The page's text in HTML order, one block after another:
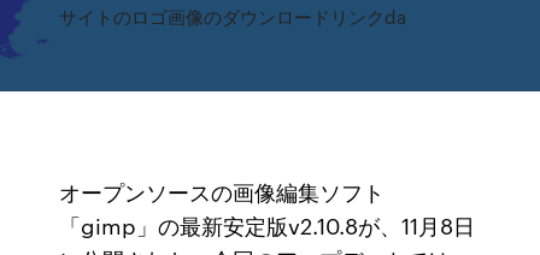
サイトのロゴ画像のダウンロードリンクda
オープンソースの画像編集ソフト
「gimp」の最新安定版v2.10.8が、11月8日